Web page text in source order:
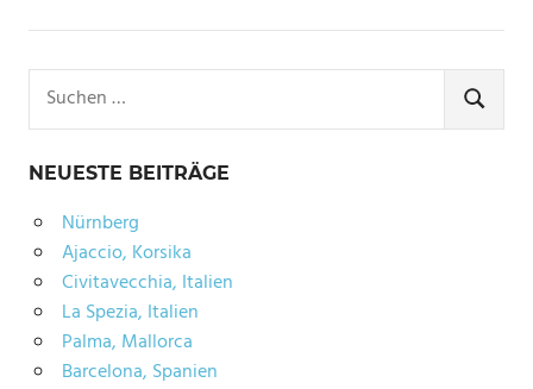
Suchen
nach:
SUCHEN
NEUESTE BEITRÄGE
Nürnberg
Ajaccio, Korsika
Civitavecchia, Italien
La Spezia, Italien
Palma, Mallorca
Barcelona, Spanien